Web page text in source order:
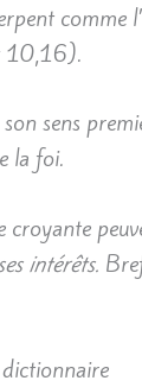
comme
sens
la foi.
croyante
intérêts.
dictionnaire